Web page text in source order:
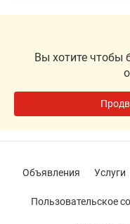
Вы хотите чтобы
Объявления Услуги
Пользовательское